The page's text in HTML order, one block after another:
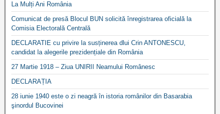
La Mulți Ani România
Comunicat de presă Blocul BUN solicită înregistrarea oficială la
Comisia Electorală Centrală
DECLARATIE cu privire la susținerea dlui Crin ANTONESCU,
candidat la alegerile prezidențiale din România
27 Martie 1918 – Ziua UNIRII Neamului Românesc
DECLARAȚIA
28 iunie 1940 este o zi neagră în istoria românilor din Basarabia
şinordul Bucovinei